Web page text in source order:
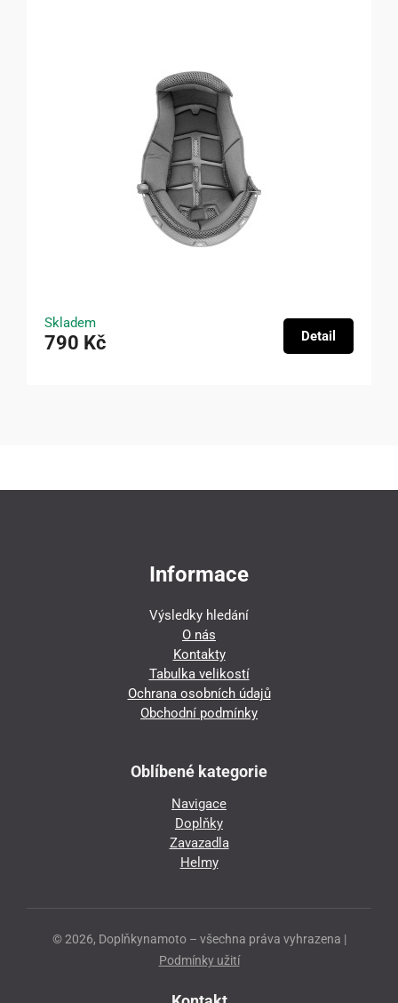
Skladem
790 Kč Detail
Informace
Výsledky hledání
O nás
Kontakty
Tabulka velikostí
Ochrana osobních údajů
Obchodní podmínky
Oblíbené kategorie
Navigace
Doplňky
Zavazadla
Helmy
© 2026, Doplňkynamoto – všechna práva vyhrazena |
Podmínky užití